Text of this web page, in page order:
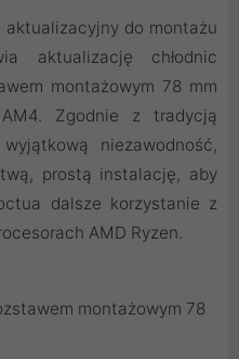
do montażu
aktualizację chłodnic
montażowym 78 mm
Zgodnie z tradycją
niezawodność,
prostą instalację, aby
dalsze korzystanie z
AMD Ryzen.
montażowym 78